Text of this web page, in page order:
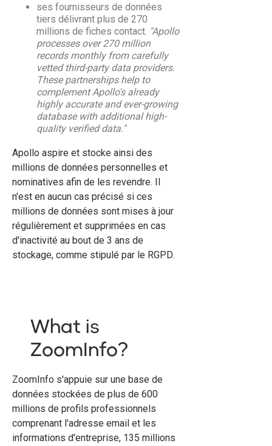
ses fournisseurs de données
tiers délivrant plus de 270
millions de fiches contact. "Apollo
processes over 270 million
records monthly from carefully
vetted third-party data providers.
These partnerships help to
complement Apollo's already
highly accurate and ever-growing
database with additional high-
quality verified data."
Apollo aspire et stocke ainsi des
millions de données personnelles et
nominatives afin de les revendre. Il
n'est en aucun cas précisé si ces
millions de données sont mises à jour
régulièrement et supprimées en cas
d'inactivité au bout de 3 ans de
stockage, comme stipulé par le RGPD.
What is
ZoomInfo?
ZoomInfo s'appuie sur une base de
données stockées de plus de 600
millions de profils professionnels
comprenant l'adresse email et les
informations d'entreprise, 135 millions